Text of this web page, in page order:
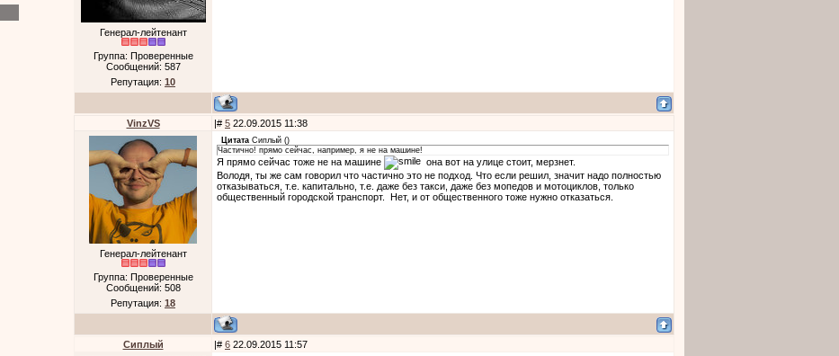
Генерал-лейтенант
Группа: Проверенные
Сообщений: 587
Репутация: 10
VinzVS |# 5 22.09.2015 11:38
Генерал-лейтенант
Группа: Проверенные
Сообщений: 508
Репутация: 18
Цитата Cиплый ()
Частично! прямо сейчас, например, я не на машине!
Я прямо сейчас тоже не на машине
она вот на улице стоит, мерзнет.
Володя, ты же сам говорил что частично это не подход. Что если решил, значит надо полностью
отказываться, т.е. капитально, т.е. даже без такси, даже без мопедов и мотоциклов, только
общественный городской транспорт. Нет, и от общественного тоже нужно отказаться.
Cиплый |# 6 22.09.2015 11:57